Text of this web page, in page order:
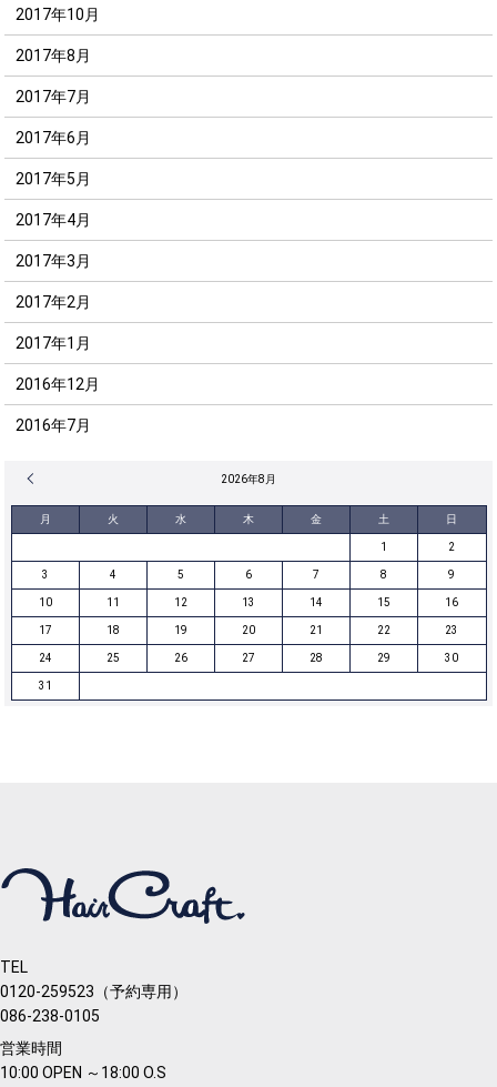
2017年10月
2017年8月
2017年7月
2017年6月
2017年5月
2017年4月
2017年3月
2017年2月
2017年1月
2016年12月
2016年7月
2026年8月
月 火 水 木 金 土 日
1 2
3 4 5 6 7 8 9
10 11 12 13 14 15 16
17 18 19 20 21 22 23
24 25 26 27 28 29 30
31
TEL
0120-259523（予約専用）
086-238-0105
営業時間
10:00 OPEN ～18:00 O.S